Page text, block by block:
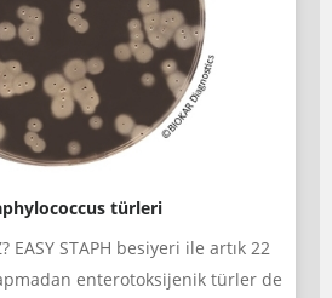
türleri
EASY STAPH besiyeri ile artık 22
enterotoksijenik türler de